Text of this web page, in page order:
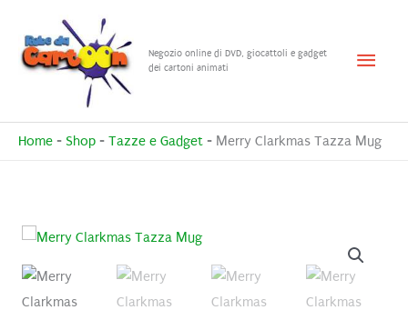
contenuto
Negozio online di DVD, giocattoli e gadget
dei cartoni animati
Menu
Home - Shop - Tazze e Gadget - Merry Clarkmas Tazza Mug